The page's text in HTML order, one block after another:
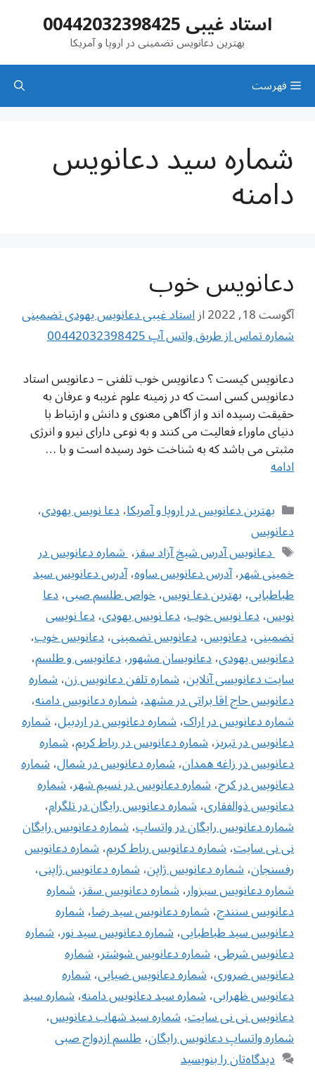
استاد غیبی 00442032398425
بهترین دعانویس تضمینی در اروپا و آمریکا
فهرست
شماره سید دعانویس
دامنه
دعانویس خوب
آگوست 18, 2022 ازاستاد غیبی دعانویس یهودی تضمینی
شماره تماس از طریق واتس آپ 00442032398425
دعانویس کیست ؟ دعانویس خوب تلفنی – دعانویس استاد
دعانویس کسی است که در زمینه علوم غریبه و عرفان به
حقیقت رسیده اند و از آگاهی معنوی و دانش و ارتباط با
دنیای ماوراء فعالیت می کنند و به نوعی دارای نیرو و انرژی
مثبتی می باشد که به شناخت خود رسیده است و با …
ادامه
دسته‌ها
بهترین دعانویس در اروپا و آمریکا،دعا نویس یهودی،
دعانویس
برچسب‌ها
‌ دعانویس آدرس شیخ آزاد سقز،‌ شماره دعانویس در
خمینی شهر،آدرس دعانویس ساوه،آدرس دعانویس سید
طباطبایی،بهترین دعا نویس،خواص طلسم صبی،دعا
نویس،دعا نویس خوب،دعا نویس یهودی،دعا نویسی
تضمینی،دعانویس،دعانویس تضمینی،دعانویس خوب،
دعانویس یهودی،دعانویسان مشهور،دعانویسی و طلسم،
سایت دعانویسی آنلاین،شماره تلفن دعانویس زن،‌شماره
دعانویس حاج اقا براتی در مشهد،شماره دعانویس دامنه،
شماره دعانویس در اراک،شماره دعانویس در اردبیل،شماره
دعانویس در تبریز،شماره دعانویس در رباط کریم،شماره
دعانویس در زاغه همدان،شماره دعانویس در شمال،شماره
دعانویس در کرج،شماره دعانویس در نسیم شهر،شماره
دعانویس ذوالفقاری،شماره دعانویس رایگان در تلگرام،
شماره دعانویس رایگان در واتساپ،شماره دعانویس رایگان
نی نی سایت،شماره دعانویس رباط کریم،شماره دعانویس
رفسنجان،شماره دعانویس ژاپن،شماره دعانویس ژاپنی،
شماره دعانویس سبزوار،شماره دعانویس سقز،شماره
دعانویس سنندج،شماره دعانویس سید رضا،شماره
دعانویس سید طباطبایی،شماره دعانویس سید نور،شماره
دعانویس شرطی،شماره دعانویس شوشتر،شماره
دعانویس ضروری،شماره دعانویس ضیایی،شماره
دعانویس ظهرابی،شماره سید دعانویس دامنه،شماره سید
دعانویس نی نی سایت،شماره سید شهاب دعانویس،
شماره واتساپ دعانویس رایگان،طلسم ازدواج صبی
دیدگاه‌تان را بنویسید